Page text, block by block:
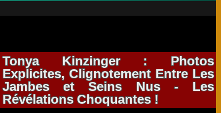
Tonya Kinzinger : Photos
Explicites, Clignotement Entre Les
Jambes et Seins Nus - Les
Révélations Choquantes !